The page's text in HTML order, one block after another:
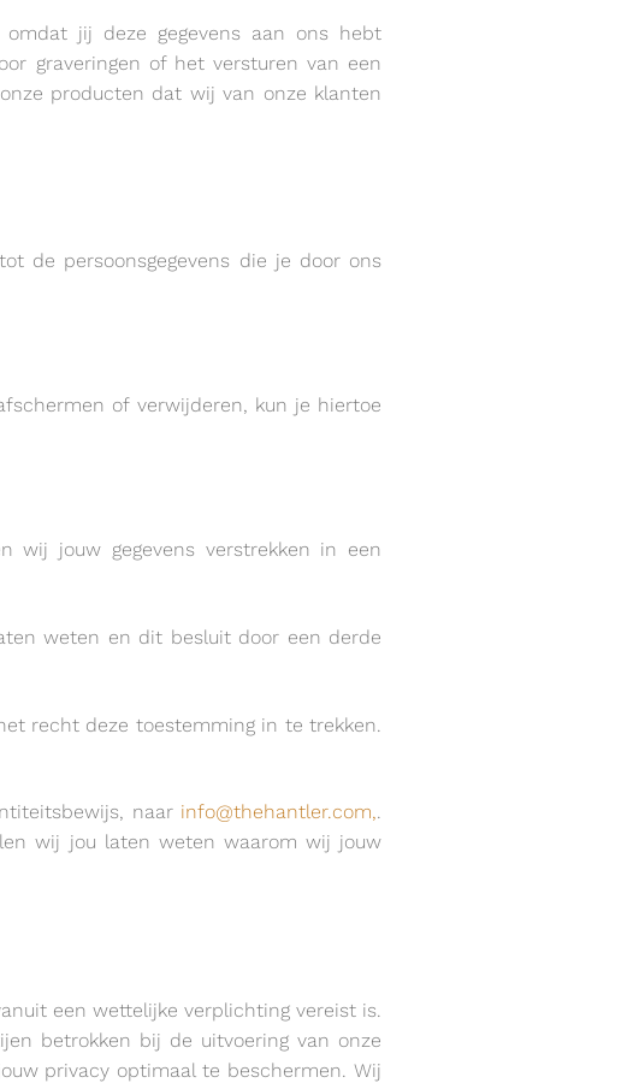
omdat jij deze gegevens aan ons hebt
graveringen of het versturen van een
producten dat wij van onze klanten
de persoonsgegevens die je door ons
of verwijderen, kun je hiertoe
wij jouw gegevens verstrekken in een
weten en dit besluit door een derde
recht deze toestemming in te trekken.
naar info@thehantler.com,.
wij jou laten weten waarom wij jouw
een wettelijke verplichting vereist is.
betrokken bij de uitvoering van onze
privacy optimaal te beschermen. Wij